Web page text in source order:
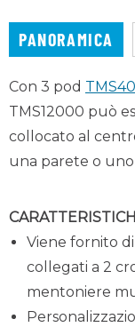
PANORAMICA
Con 3 pod
TMS12000 può
collocato al
una parete o uno
Viene fornito
collegati a 2
mentoniere